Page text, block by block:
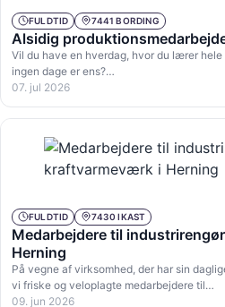
FULDTID 7441 BORDING
Alsidig
Vil du have en hverdag, hvor du lærer
ingen dage er ens?…
07. jul 2026
FULDTID 7430 IKAST
Medarbejdere til
Herning
På vegne af virksomhed, der har sin
vi friske og veloplagte medarbejdere til…
09. jun 2026